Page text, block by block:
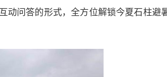
动问答的形式，全方位解锁今夏石柱避